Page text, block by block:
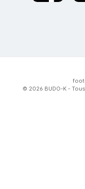
© 2026 BUDO-K -